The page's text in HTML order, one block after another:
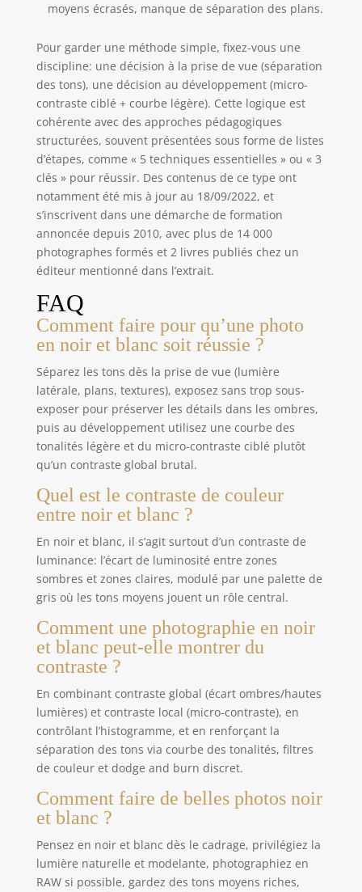
moyens écrasés, manque de séparation des plans.
Pour garder une méthode simple, fixez-vous une
discipline: une décision à la prise de vue (séparation
des tons), une décision au développement (micro-
contraste ciblé + courbe légère). Cette logique est
cohérente avec des approches pédagogiques
structurées, souvent présentées sous forme de listes
d’étapes, comme « 5 techniques essentielles » ou « 3
clés » pour réussir. Des contenus de ce type ont
notamment été mis à jour au 18/09/2022, et
s’inscrivent dans une démarche de formation
annoncée depuis 2010, avec plus de 14 000
photographes formés et 2 livres publiés chez un
éditeur mentionné dans l’extrait.
FAQ
Comment faire pour qu’une photo
en noir et blanc soit réussie ?
Séparez les tons dès la prise de vue (lumière
latérale, plans, textures), exposez sans trop sous-
exposer pour préserver les détails dans les ombres,
puis au développement utilisez une courbe des
tonalités légère et du micro-contraste ciblé plutôt
qu’un contraste global brutal.
Quel est le contraste de couleur
entre noir et blanc ?
En noir et blanc, il s’agit surtout d’un contraste de
luminance: l’écart de luminosité entre zones
sombres et zones claires, modulé par une palette de
gris où les tons moyens jouent un rôle central.
Comment une photographie en noir
et blanc peut-elle montrer du
contraste ?
En combinant contraste global (écart ombres/hautes
lumières) et contraste local (micro-contraste), en
contrôlant l’histogramme, et en renforçant la
séparation des tons via courbe des tonalités, filtres
de couleur et dodge and burn discret.
Comment faire de belles photos noir
et blanc ?
Pensez en noir et blanc dès le cadrage, privilégiez la
lumière naturelle et modelante, photographiez en
RAW si possible, gardez des tons moyens riches,